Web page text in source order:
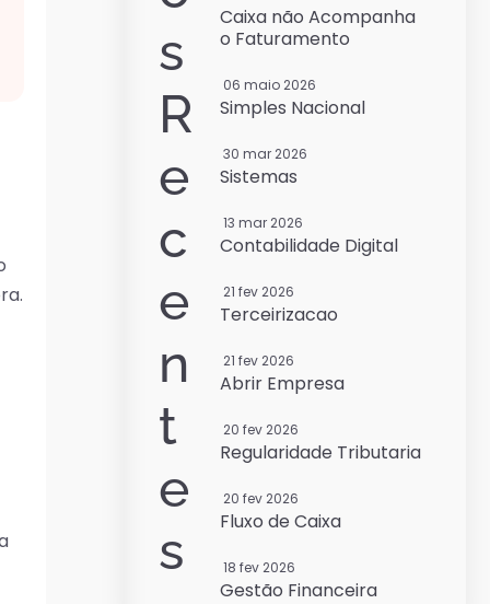
s
R
e
c
e
n
t
e
s
Caixa não Acompanha
o Faturamento
06 maio 2026
Simples Nacional
30 mar 2026
Sistemas
13 mar 2026
Contabilidade Digital
21 fev 2026
Terceirizacao
21 fev 2026
Abrir Empresa
20 fev 2026
Regularidade Tributaria
20 fev 2026
Fluxo de Caixa
18 fev 2026
Gestão Financeira